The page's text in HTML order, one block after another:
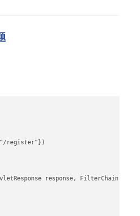
register"})
response, FilterChain chain)